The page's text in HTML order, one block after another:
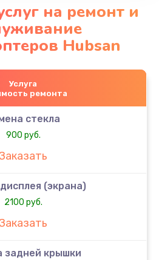
на ремонт и
Hubsan
Услуга
ремонта
стекла
900 руб.
(экрана)
2100 руб.
задней крышки